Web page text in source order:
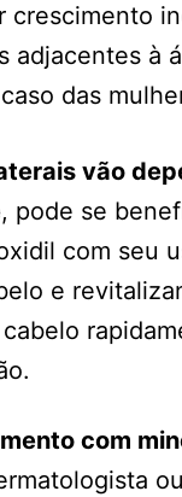
crescimento
adjacentes à
das
vão
, pode se
com seu
e
com